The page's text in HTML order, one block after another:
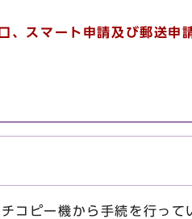
、スマート申請及び郵送申
コピー機から手続を行って